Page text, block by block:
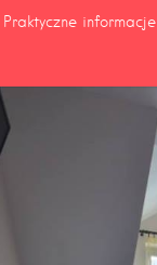
Praktyczne informacje